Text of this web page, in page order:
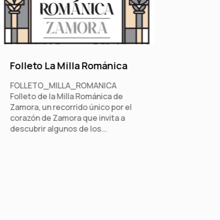
Folleto La Milla Románica
FOLLETO_MILLA_ROMANICA
Folleto de la Milla Románica de
Zamora, un recorrido único por el
corazón de Zamora que invita a
descubrir algunos de los...